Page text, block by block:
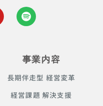
事業内容
長期伴走型 経営変革
経営課題 解決支援